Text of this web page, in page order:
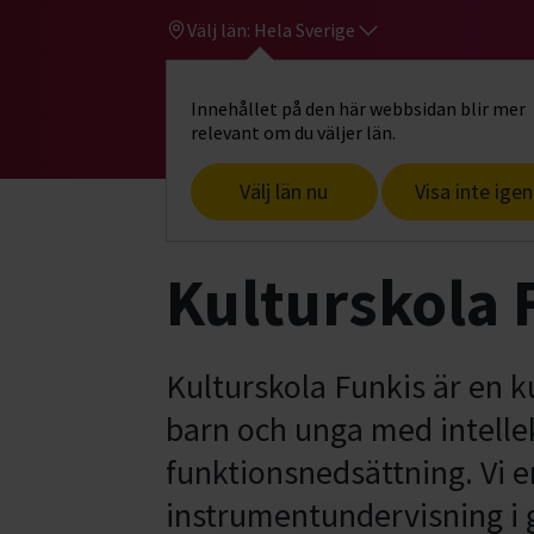
Välj län: Hela Sverige
Innehållet på den här webbsidan blir mer
relevant om du väljer län.
Välj län nu Visa inte igen
Gå till studiefrämjandets startsida
Start Kulturskola Funkis
Kulturskola
Kulturskola Funkis är en
barn och unga med
funktionsnedsättning. Vi
instrumentundervisning i